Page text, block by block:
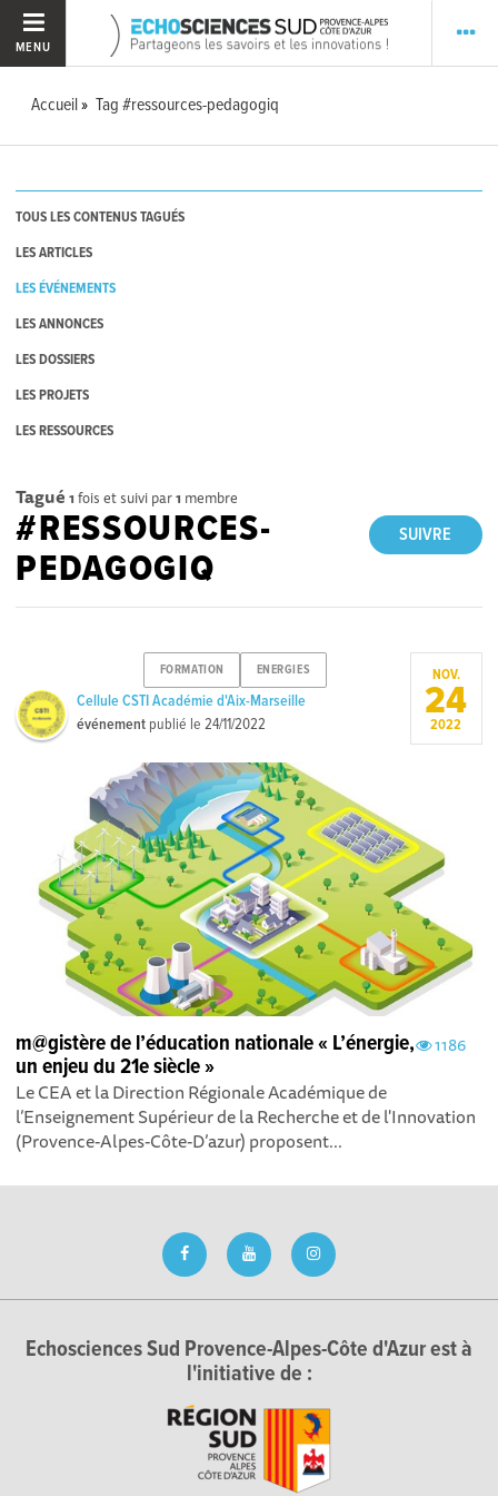
MENU
Accueil Tag #ressources-pedagogiq
TOUS LES CONTENUS TAGUÉS
LES ARTICLES
LES ÉVÉNEMENTS
LES ANNONCES
LES DOSSIERS
LES PROJETS
LES RESSOURCES
Tagué 1 fois et suivi par1 membre
SUIVRE
#RESSOURCES-
PEDAGOGIQ
FORMATION ENERGIES
Cellule CSTI Académie d'Aix-Marseille
événement publié le24/11/2022
NOV.
24
2022
1186
m@gistère de l’éducation nationale « L’énergie,
un enjeu du 21e siècle »
Le CEA et la Direction Régionale Académique de
l’Enseignement Supérieur de la Recherche et de l'Innovation
(Provence-Alpes-Côte-D’azur) proposent...
Echosciences Sud Provence-Alpes-Côte d'Azur est à
l'initiative de :